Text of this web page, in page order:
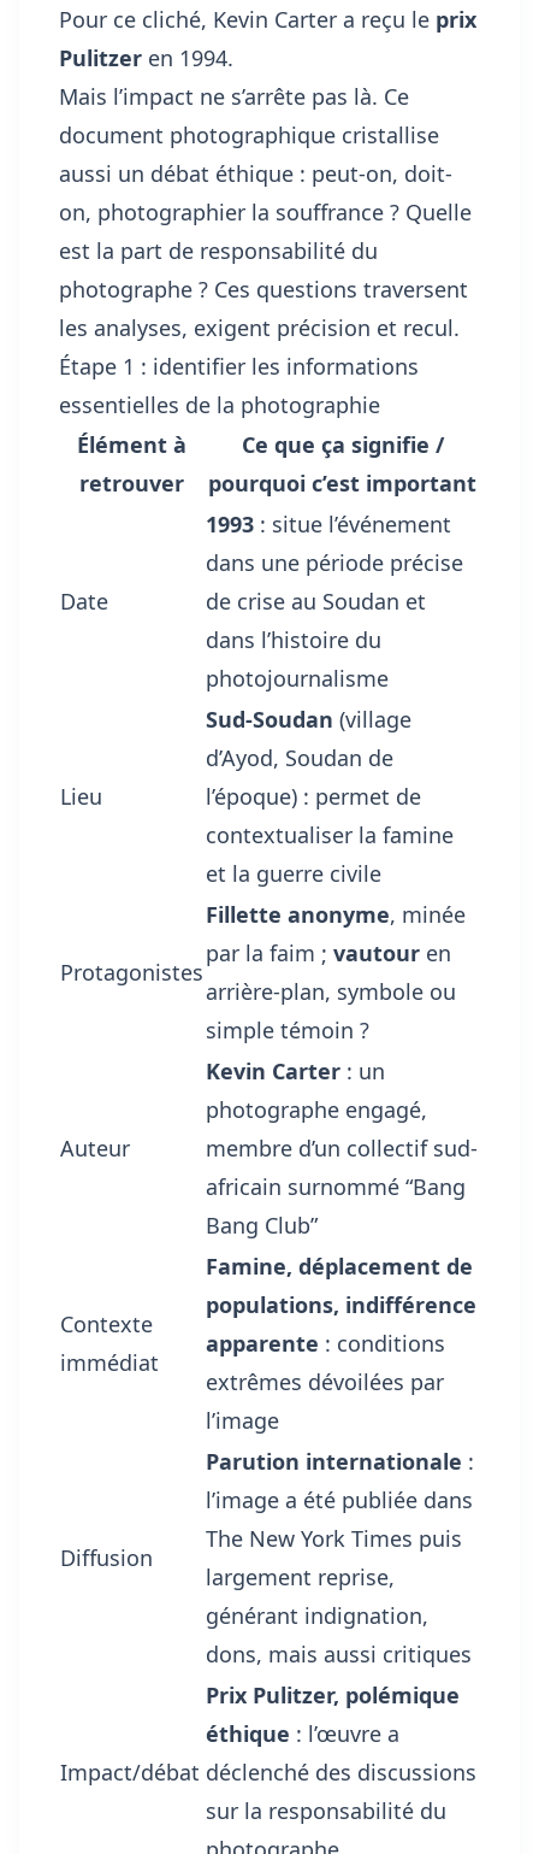
Pour ce cliché, Kevin Carter a reçu le prix
Pulitzer en 1994.
Mais l’impact ne s’arrête pas là. Ce
document photographique cristallise
aussi un débat éthique : peut-on, doit-
on, photographier la souffrance ? Quelle
est la part de responsabilité du
photographe ? Ces questions traversent
les analyses, exigent précision et recul.
Étape 1 : identifier les informations
essentielles de la photographie
Élément à
retrouver
Ce que ça signifie /
pourquoi c’est important
Date
1993 : situe l’événement
dans une période précise
de crise au Soudan et
dans l’histoire du
photojournalisme
Lieu
Sud-Soudan (village
d’Ayod, Soudan de
l’époque) : permet de
contextualiser la famine
et la guerre civile
Protagonistes
Fillette anonyme, minée
par la faim ; vautour en
arrière-plan, symbole ou
simple témoin ?
Auteur
Kevin Carter : un
photographe engagé,
membre d’un collectif sud-
africain surnommé “Bang
Bang Club”
Contexte
immédiat
Famine, déplacement de
populations, indifférence
apparente : conditions
extrêmes dévoilées par
l’image
Diffusion
Parution internationale :
l’image a été publiée dans
The New York Times puis
largement reprise,
générant indignation,
dons, mais aussi critiques
Impact/débat
Prix Pulitzer, polémique
éthique : l’œuvre a
déclenché des discussions
sur la responsabilité du